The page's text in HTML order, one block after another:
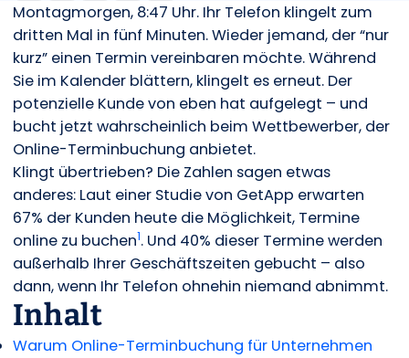
Montagmorgen, 8:47 Uhr. Ihr Telefon klingelt zum
dritten Mal in fünf Minuten. Wieder jemand, der “nur
kurz” einen Termin vereinbaren möchte. Während
Sie im Kalender blättern, klingelt es erneut. Der
potenzielle Kunde von eben hat aufgelegt – und
bucht jetzt wahrscheinlich beim Wettbewerber, der
Online-Terminbuchung anbietet.
Klingt übertrieben? Die Zahlen sagen etwas
anderes: Laut einer Studie von GetApp erwarten
67% der Kunden heute die Möglichkeit, Termine
online zu buchen1. Und 40% dieser Termine werden
außerhalb Ihrer Geschäftszeiten gebucht – also
dann, wenn Ihr Telefon ohnehin niemand abnimmt.
Inhalt
Warum Online-Terminbuchung für Unternehmen